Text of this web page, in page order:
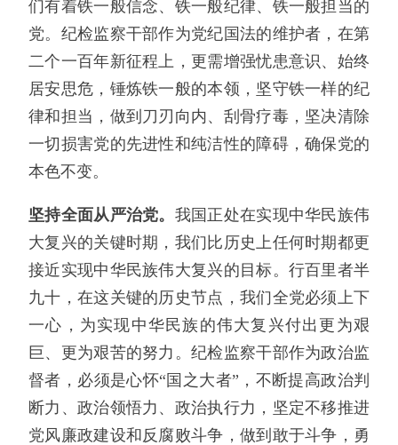
们有着铁一般信念、铁一般纪律、铁一般担当的
党。纪检监察干部作为党纪国法的维护者，在第
二个一百年新征程上，更需增强忧患意识、始终
居安思危，锤炼铁一般的本领，坚守铁一样的纪
律和担当，做到刀刃向内、刮骨疗毒，坚决清除
一切损害党的先进性和纯洁性的障碍，确保党的
本色不变。
坚持全面从严治党。 我国正处在实现中华民族伟
大复兴的关键时期，我们比历史上任何时期都更
接近实现中华民族伟大复兴的目标。行百里者半
九十，在这关键的历史节点，我们全党必须上下
一心，为实现中华民族的伟大复兴付出更为艰
巨、更为艰苦的努力。纪检监察干部作为政治监
督者，必须是心怀“国之大者”，不断提高政治判
断力、政治领悟力、政治执行力，坚定不移推进
党风廉政建设和反腐败斗争，做到敢于斗争，勇